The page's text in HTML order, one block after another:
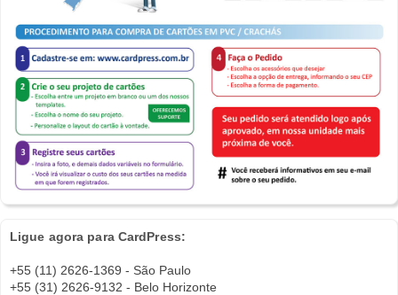
Ligue agora para CardPress:
+55 (11) 2626-1369 - São Paulo
+55 (31) 2626-9132 - Belo Horizonte